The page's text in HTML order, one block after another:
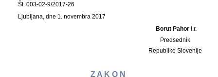
Št. 003-02-9/2017-26
Ljubljana, dne 1. novembra 2017
Borut Pahorl.r.
Predsednik
Republike Slovenije
Z A K O N